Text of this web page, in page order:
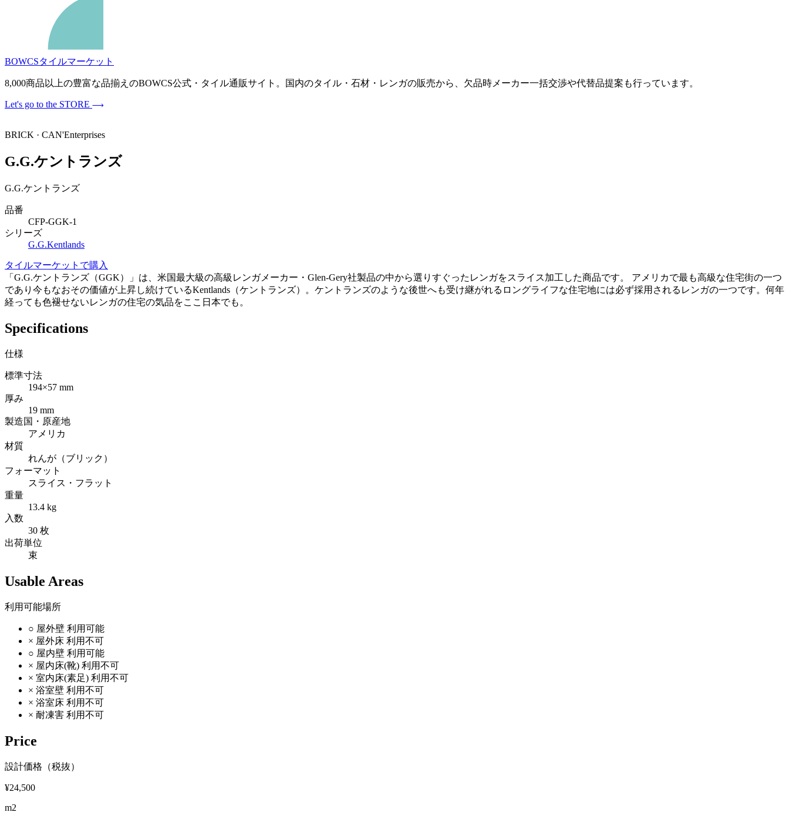
BOWCSタイルマーケット
8,000商品以上の豊富な品揃えのBOWCS公式・タイル通販サイト。国内のタイル・石材・レンガの販売から、欠品時メーカー一括交渉や代替品提案も行っています。
Let's go to the STORE
BRICK · CAN'Enterprises
G.G.ケントランズ
G.G.ケントランズ
品番
CFP-GGK-1
シリーズ
G.G.Kentlands
タイルマーケットで購入
「G.G.ケントランズ（GGK）」は、米国最大級の高級レンガメーカー・Glen-Gery社製品の中から選りすぐったレンガをスライス加工した商品です。 アメリカで最も高級な住宅街の一つ
であり今もなおその価値が上昇し続けているKentlands（ケントランズ）。ケントランズのような後世へも受け継がれるロングライフな住宅地には必ず採用されるレンガの一つです。何年
経っても色褪せないレンガの住宅の気品をここ日本でも。
Specifications
仕様
標準寸法
194×57 mm
厚み
19 mm
製造国・原産地
アメリカ
材質
れんが（ブリック）
フォーマット
スライス・フラット
重量
13.4 kg
入数
30 枚
出荷単位
束
Usable Areas
利用可能場所
○ 屋外壁 利用可能
× 屋外床 利用不可
○ 屋内壁 利用可能
× 屋内床(靴) 利用不可
× 室内床(素足) 利用不可
× 浴室壁 利用不可
× 浴室床 利用不可
× 耐凍害 利用不可
Price
設計価格（税抜）
¥24,500
m2